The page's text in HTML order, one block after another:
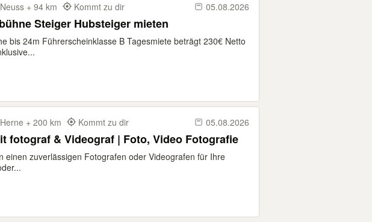
+ 94 km Kommt zu dir 05.08.2026
Steiger Hubsteiger mieten
bis 24m Führerscheinklasse B Tagesmiete beträgt 230€ Netto
+ 200 km Kommt zu dir 05.08.2026
fotograf & Videograf | Foto, Video Fotografie
einen zuverlässigen Fotografen oder Videografen für Ihre